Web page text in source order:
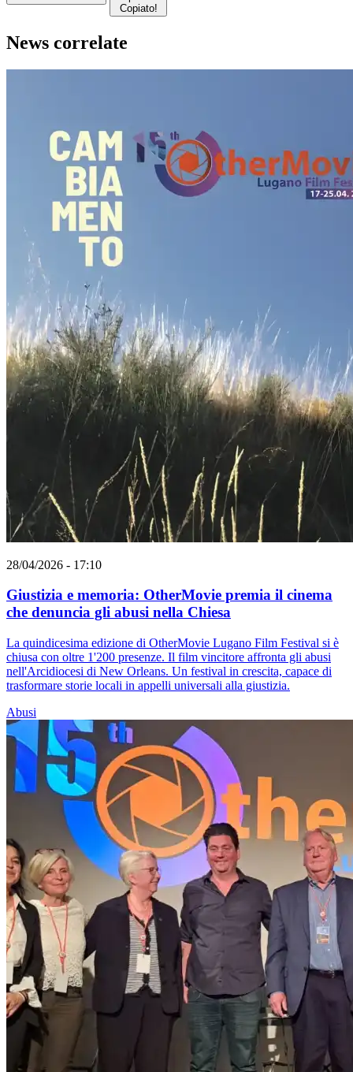
Copiato!
News correlate
28/04/2026 - 17:10
Giustizia e memoria: OtherMovie premia il cinema
che denuncia gli abusi nella Chiesa
La quindicesima edizione di OtherMovie Lugano Film Festival si è
chiusa con oltre 1'200 presenze. Il film vincitore affronta gli abusi
nell'Arcidiocesi di New Orleans. Un festival in crescita, capace di
trasformare storie locali in appelli universali alla giustizia.
Abusi